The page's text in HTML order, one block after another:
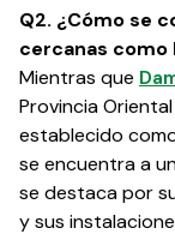
Q2. ¿Cómo se
cercanas como
Mientras que
Provincia
establecido
se encuentra a
se destaca por
y sus